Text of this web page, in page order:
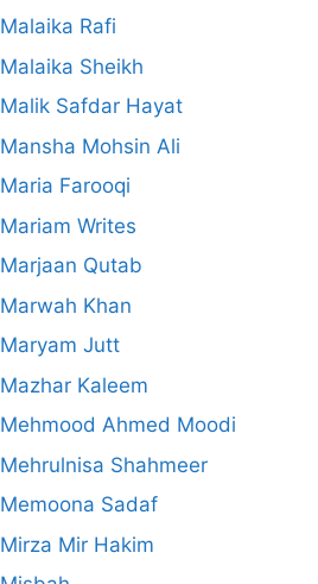
Malaika Rafi
Malaika Sheikh
Malik Safdar Hayat
Mansha Mohsin Ali
Maria Farooqi
Mariam Writes
Marjaan Qutab
Marwah Khan
Maryam Jutt
Mazhar Kaleem
Mehmood Ahmed Moodi
Mehrulnisa Shahmeer
Memoona Sadaf
Mirza Mir Hakim